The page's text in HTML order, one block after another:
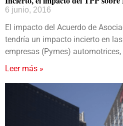
6 junio, 2016
El impacto del Acuerdo de
tendría un impacto incierto en
empresas (Pymes)
Leer más »